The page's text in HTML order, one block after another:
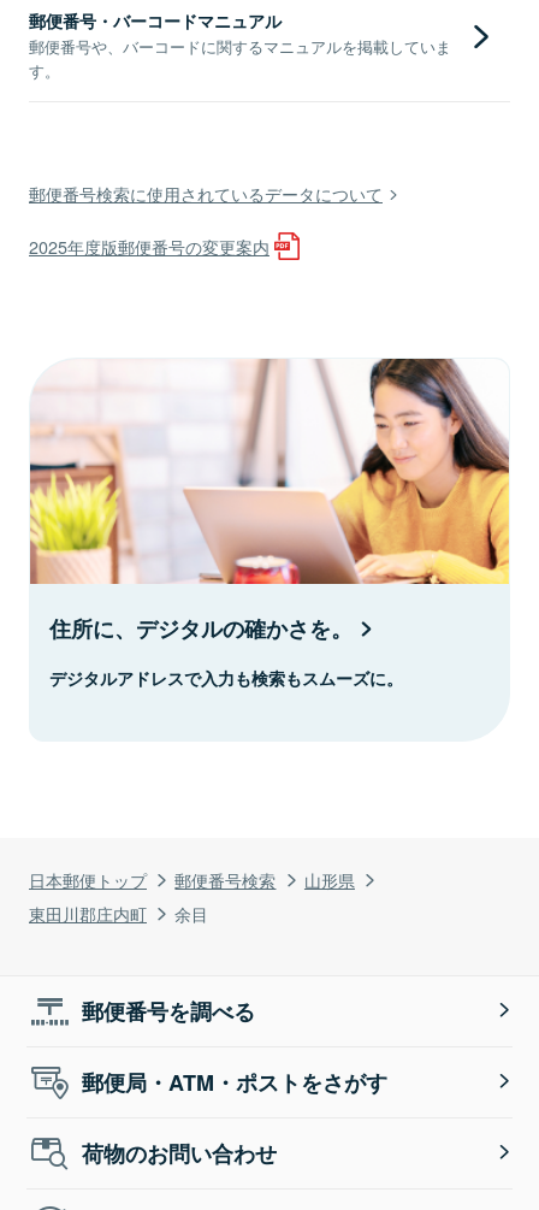
日本郵便トップ 郵便番号検索
山形県
東田川郡庄内町
余目
郵便番号・バーコードマニュアル
郵便番号や、バーコードに関するマニュアルを掲載していま
す。
郵便番号検索に使用されているデータについて
2025年度版郵便番号の変更案内
住所に、デジタルの確かさを。
デジタルアドレスで入力も検索もスムーズに。
郵便番号を調べる
郵便局・ATM・ポストをさがす
荷物のお問い合わせ